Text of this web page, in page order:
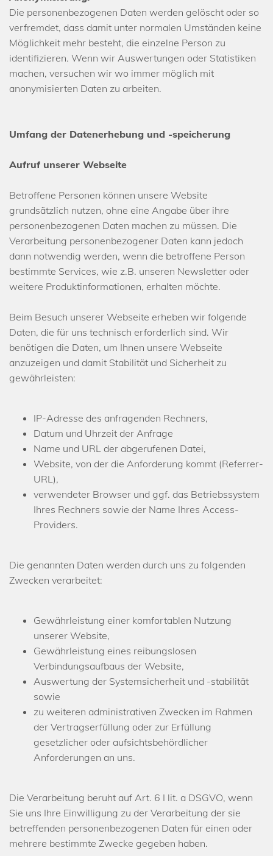
Die personenbezogenen Daten werden gelöscht oder so
verfremdet, dass damit unter normalen Umständen keine
Möglichkeit mehr besteht, die einzelne Person zu
identifizieren. Wenn wir Auswertungen oder Statistiken
machen, versuchen wir wo immer möglich mit
anonymisierten Daten zu arbeiten.
Umfang der Datenerhebung und -speicherung
Aufruf unserer Webseite
Betroffene Personen können unsere Website
grundsätzlich nutzen, ohne eine Angabe über ihre
personenbezogenen Daten machen zu müssen. Die
Verarbeitung personenbezogener Daten kann jedoch
dann notwendig werden, wenn die betroffene Person
bestimmte Services, wie z.B. unseren Newsletter oder
weitere Produktinformationen, erhalten möchte.
Beim Besuch unserer Webseite erheben wir folgende
Daten, die für uns technisch erforderlich sind. Wir
benötigen die Daten, um Ihnen unsere Webseite
anzuzeigen und damit Stabilität und Sicherheit zu
gewährleisten:
IP-Adresse des anfragenden Rechners,
Datum und Uhrzeit der Anfrage
Name und URL der abgerufenen Datei,
Website, von der die Anforderung kommt (Referrer-
URL),
verwendeter Browser und ggf. das Betriebssystem
Ihres Rechners sowie der Name Ihres Access-
Providers.
Die genannten Daten werden durch uns zu folgenden
Zwecken verarbeitet:
Gewährleistung einer komfortablen Nutzung
unserer Website,
Gewährleistung eines reibungslosen
Verbindungsaufbaus der Website,
Auswertung der Systemsicherheit und -stabilität
sowie
zu weiteren administrativen Zwecken im Rahmen
der Vertragserfüllung oder zur Erfüllung
gesetzlicher oder aufsichtsbehördlicher
Anforderungen an uns.
Die Verarbeitung beruht auf Art. 6 I lit. a DSGVO, wenn
Sie uns Ihre Einwilligung zu der Verarbeitung der sie
betreffenden personenbezogenen Daten für einen oder
mehrere bestimmte Zwecke gegeben haben.